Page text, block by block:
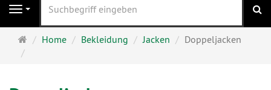
Navigation
Startseite
Home Bekleidung Jacken Doppeljacken